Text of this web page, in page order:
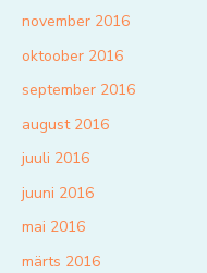
november 2016
oktoober 2016
september 2016
august 2016
juuli 2016
juuni 2016
mai 2016
märts 2016